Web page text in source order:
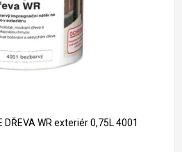
DŘEVA WR exteriér 0,75L 4001